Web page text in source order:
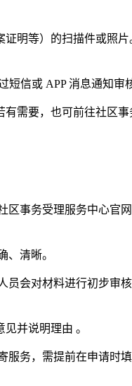
明等）的扫描件或照
短信或 APP 消息通知审
需要，也可前往社区
区事务受理服务中心官
、清晰。
会对材料进行初步审
并说明理由 。
务，需提前在申请时